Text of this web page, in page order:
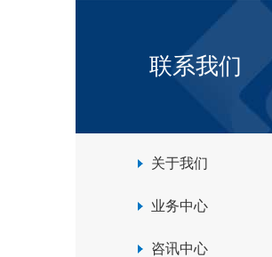
联系我们
关于我们
业务中心
咨讯中心